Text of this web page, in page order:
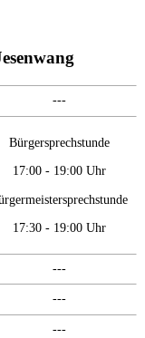
---
Bürgersprechstunde
17:00 - 19:00 Uhr
17:30 - 19:00 Uhr
---
---
---